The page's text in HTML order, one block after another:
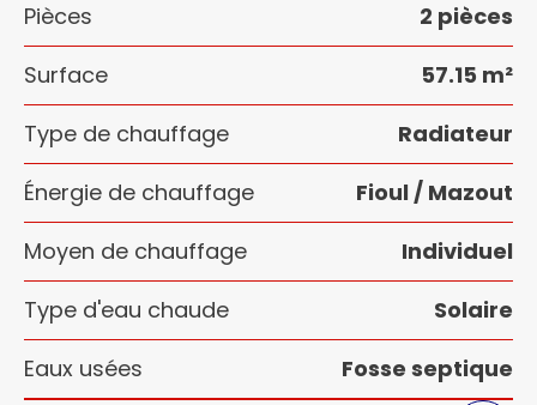
Pièces
2 pièces
Surface
57.15 m²
Type de chauffage
Radiateur
Énergie de chauffage
Fioul / Mazout
Moyen de chauffage
Individuel
Type d'eau chaude
Solaire
Eaux usées
Fosse septique